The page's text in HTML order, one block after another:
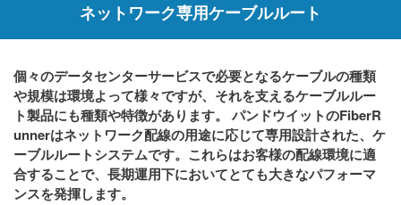
ネットワーク専用ケーブルルート
個々のデータセンターサービスで必要となるケーブルの種類
や規模は環境よって様々ですが、それを支えるケーブルルー
ト製品にも種類や特徴があります。 パンドウイットのFiberR
unnerはネットワーク配線の用途に応じて専用設計された、ケ
ーブルルートシステムです。これらはお客様の配線環境に適
合することで、長期運用下においてとても大きなパフォーマ
ンスを発揮します。